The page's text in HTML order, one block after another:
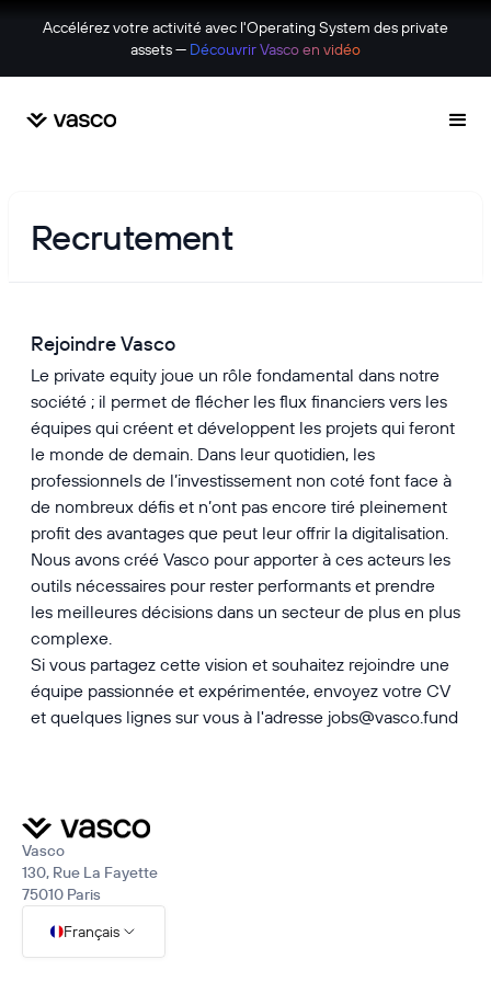
Accélérez votre activité avec l'Operating System des private
assets — Découvrir Vasco en vidéo
Recrutement
Rejoindre Vasco
Le private equity joue un rôle fondamental dans notre
société ; il permet de flécher les flux financiers vers les
équipes qui créent et développent les projets qui feront
le monde de demain. Dans leur quotidien, les
professionnels de l’investissement non coté font face à
de nombreux défis et n’ont pas encore tiré pleinement
profit des avantages que peut leur offrir la digitalisation.
Nous avons créé Vasco pour apporter à ces acteurs les
outils nécessaires pour rester performants et prendre
les meilleures décisions dans un secteur de plus en plus
complexe.
Si vous partagez cette vision et souhaitez rejoindre une
équipe passionnée et expérimentée, envoyez votre CV
et quelques lignes sur vous à l'adresse jobs@vasco.fund
Vasco
130, Rue La Fayette
75010 Paris
Français